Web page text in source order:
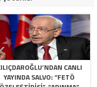
CANLI
YAYINDA SALVO: “FETÖ